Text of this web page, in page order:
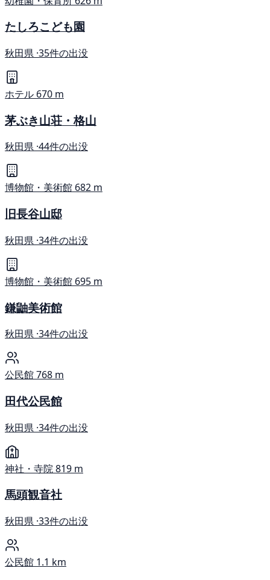
たしろこども園
秋田県 ·35件の出没
ホテル 670 m
茅ぶき山荘・格山
秋田県 ·44件の出没
博物館・美術館 682 m
旧長谷山邸
秋田県 ·34件の出没
博物館・美術館 695 m
鎌鼬美術館
秋田県 ·34件の出没
公民館768 m
田代公民館
秋田県 ·34件の出没
神社・寺院819 m
馬頭観音社
秋田県 ·33件の出没
公民館 1.1 km